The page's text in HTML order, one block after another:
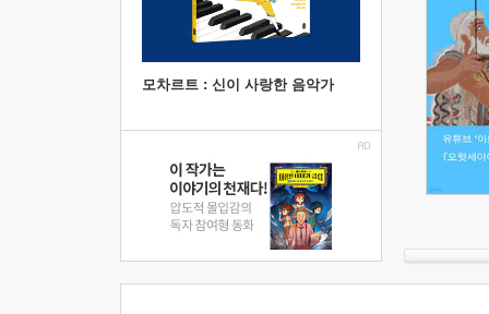
모차르트 : 신이 사랑한 음악가